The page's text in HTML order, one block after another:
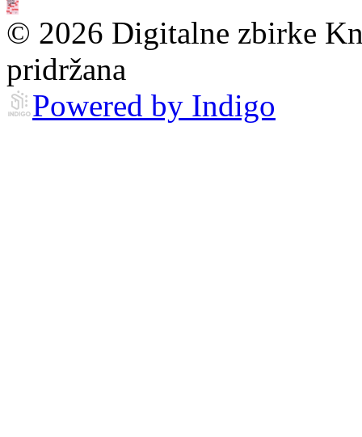
© 2026 Digitalne zbirke
pridržana
Powered by Indigo